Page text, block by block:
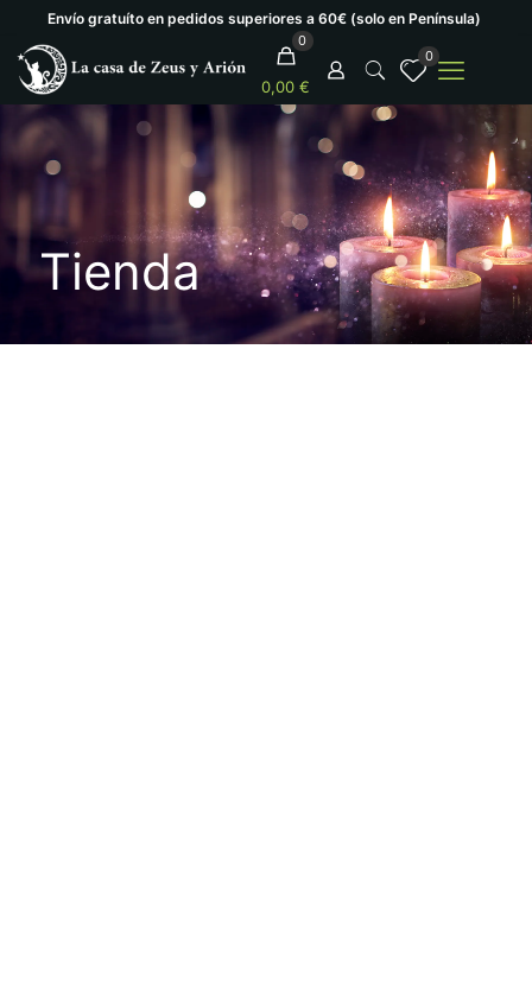
Envío gratuíto en pedidos superiores a 60€ (solo en Península)
0
0,00 €
0
Tienda